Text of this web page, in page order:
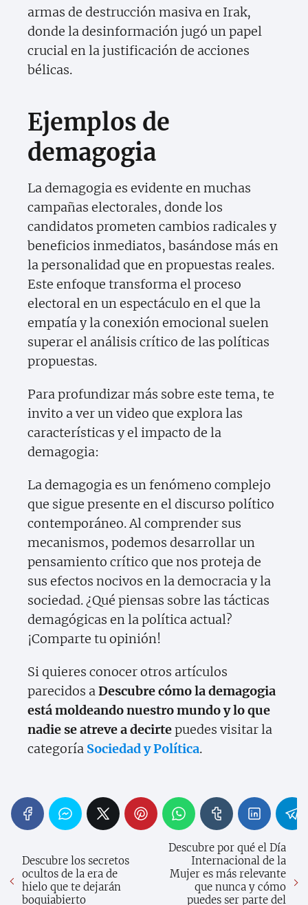
armas de destrucción masiva en Irak,
donde la desinformación jugó un papel
crucial en la justificación de acciones
bélicas.
Ejemplos de
demagogia
La demagogia es evidente en muchas
campañas electorales, donde los
candidatos prometen cambios radicales y
beneficios inmediatos, basándose más en
la personalidad que en propuestas reales.
Este enfoque transforma el proceso
electoral en un espectáculo en el que la
empatía y la conexión emocional suelen
superar el análisis crítico de las políticas
propuestas.
Para profundizar más sobre este tema, te
invito a ver un video que explora las
características y el impacto de la
demagogia:
La demagogia es un fenómeno complejo
que sigue presente en el discurso político
contemporáneo. Al comprender sus
mecanismos, podemos desarrollar un
pensamiento crítico que nos proteja de
sus efectos nocivos en la democracia y la
sociedad. ¿Qué piensas sobre las tácticas
demagógicas en la política actual?
¡Comparte tu opinión!
Si quieres conocer otros artículos
parecidos aDescubre cómo la demagogia
está moldeando nuestro mundo y lo que
nadie se atreve a decirtepuedes visitar la
categoría Sociedad y Política.
Descubre los secretos
ocultos de la era de
hielo que te dejarán
boquiabierto
Descubre por qué el Día
Internacional de la
Mujer es más relevante
que nunca y cómo
puedes ser parte del